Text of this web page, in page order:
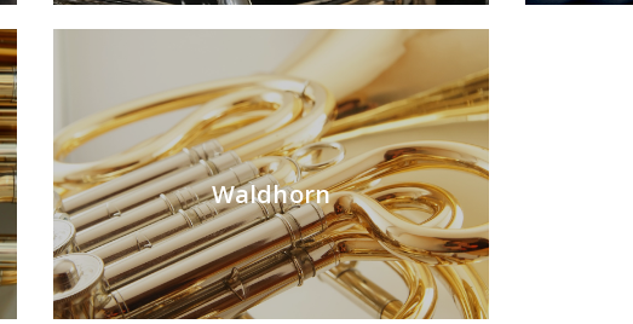
Waldhorn